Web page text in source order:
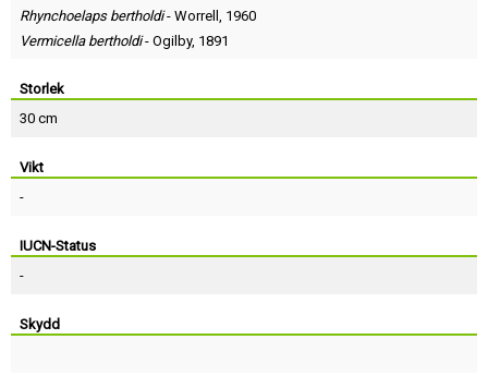
Rhynchoelaps bertholdi- Worrell , 1960
Vermicella bertholdi- Ogilby, 1891
Storlek
30 cm
Vikt
-
IUCN-Status
-
Skydd